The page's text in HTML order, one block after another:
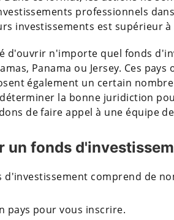
professionnels
investissements est supérieur
d'ouvrir n'importe quel fonds
Panama ou Jersey. Ces
également un certain
la bonne juridiction
de faire appel à une équipe
un fonds
comprend de
pays pour vous inscrire.